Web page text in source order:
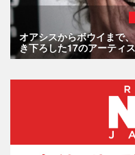
オアシスからボウイまで
き下ろした17のアーティ